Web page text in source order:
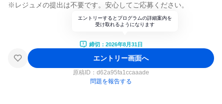
※レジュメの提出は不要です。安心してご応募ください。
エントリーするとプログラムの詳細案内を
受け取れるようになります
締切：2026年8月31日
エントリー画面へ
原稿ID： d62a95fa1ccaaade
問題を報告する